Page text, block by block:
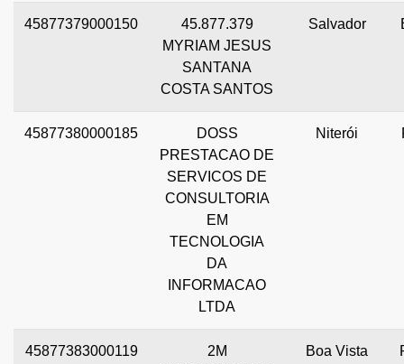
45877379000150
45.877.379
MYRIAM JESUS
SANTANA
COSTA SANTOS
Salvador
45877380000185
DOSS
PRESTACAO DE
SERVICOS DE
CONSULTORIA
EM
TECNOLOGIA
DA
INFORMACAO
LTDA
Niterói
45877383000119
2M
Boa Vista